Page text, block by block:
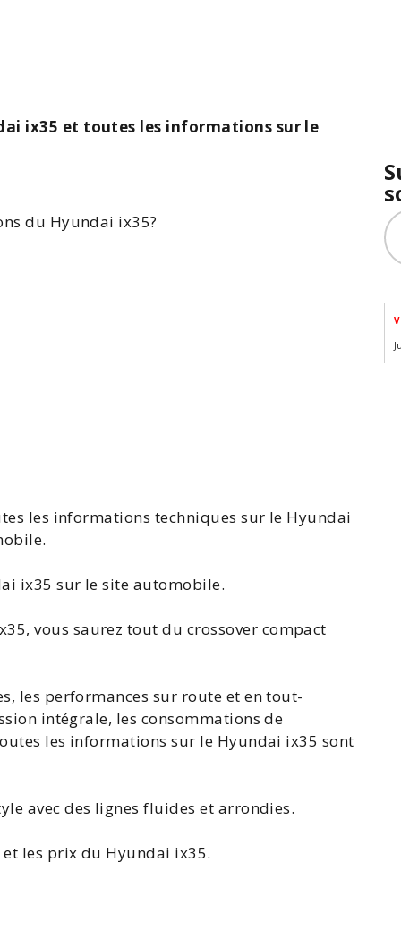
ix35 et toutes les informations sur le
du Hyundai ix35?
les informations techniques sur le Hyundai
ix35 sur le site automobile.
, vous saurez tout du crossover compact
les performances sur route et en tout-
intégrale, les consommations de
les informations sur le Hyundai ix35 sont
avec des lignes fluides et arrondies.
et les prix du Hyundai ix35.